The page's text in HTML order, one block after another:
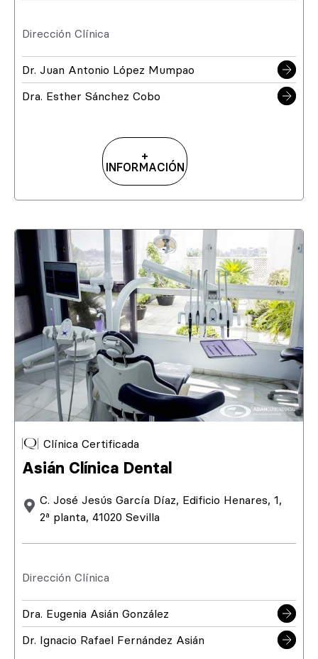
Dirección Clínica
Dr. Juan Antonio López Mumpao
Dra. Esther Sánchez Cobo
+
INFORMACIÓN
Clínica Certificada
Asián Clínica Dental
C. José Jesús García Díaz, Edificio Henares, 1,
2ª planta, 41020 Sevilla
Dirección Clínica
Dra. Eugenia Asián González
Dr. Ignacio Rafael Fernández Asián